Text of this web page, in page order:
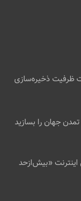
کوچک ۴ ترابایت ظرفیت ذخیره‌سازی
«بیش‌از‌حد